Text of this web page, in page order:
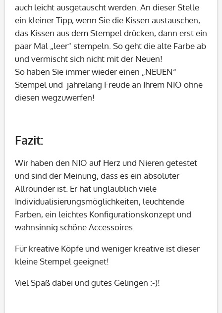
auch leicht ausgetauscht werden. An dieser Stelle
ein kleiner Tipp, wenn Sie die Kissen austauschen,
das Kissen aus dem Stempel drücken, dann erst ein
paar Mal „leer“ stempeln. So geht die alte Farbe ab
und vermischt sich nicht mit der Neuen!
So haben Sie immer wieder einen „NEUEN“
Stempel und jahrelang Freude an Ihrem NIO ohne
diesen wegzuwerfen!
Fazit:
Wir haben den NIO auf Herz und Nieren getestet
und sind der Meinung, dass es ein absoluter
Allrounder ist. Er hat unglaublich viele
Individualisierungsmöglichkeiten, leuchtende
Farben, ein leichtes Konfigurationskonzept und
wahnsinnig schöne Accessoires.
Für kreative Köpfe und weniger kreative ist dieser
kleine Stempel geeignet!
Viel Spaß dabei und gutes Gelingen :-)!